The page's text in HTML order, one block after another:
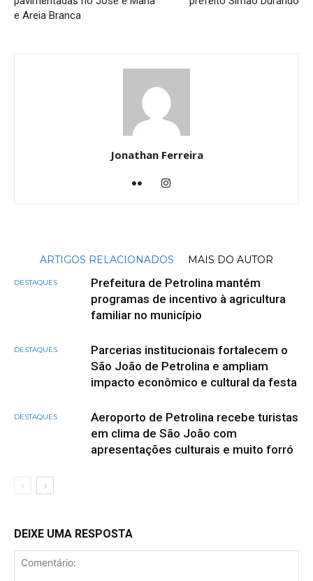
e Areia Branca
Jonathan Ferreira
ARTIGOS RELACIONADOS MAIS DO AUTOR
DESTAQUES
Prefeitura de Petrolina mantém
programas de incentivo à agricultura
familiar no município
DESTAQUES
Parcerias institucionais fortalecem o
São João de Petrolina e ampliam
impacto econômico e cultural da festa
DESTAQUES
Aeroporto de Petrolina recebe turistas
em clima de São João com
apresentações culturais e muito forró
DEIXE UMA RESPOSTA